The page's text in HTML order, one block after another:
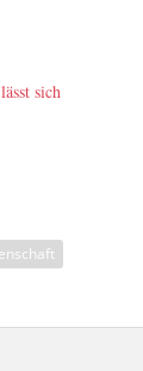
sich